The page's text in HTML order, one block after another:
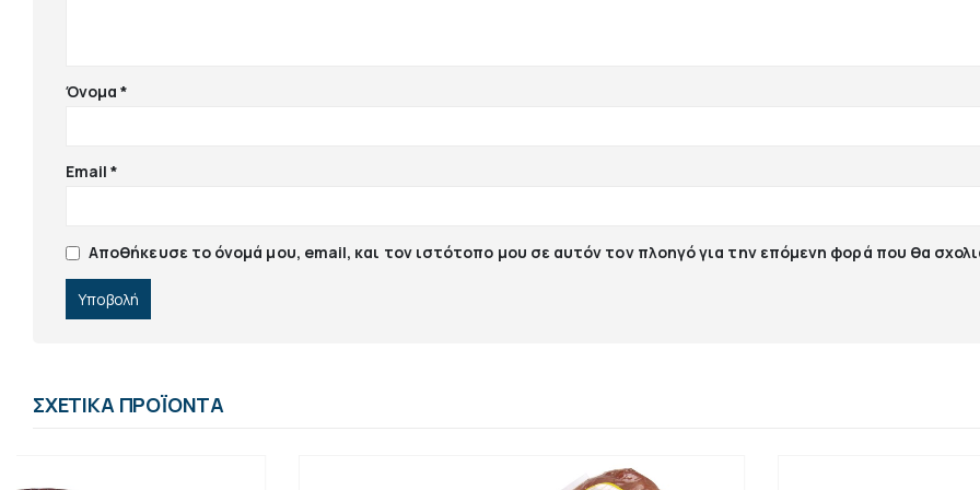
Όνομα*
Email*
Αποθήκευσε το όνομά μου, email, και τον ιστότοπο μου σε αυτόν τον πλοηγό για την επόμενη φορά που θα
ΣΧΕΤΙΚΆ ΠΡΟΪΌΝΤΑ